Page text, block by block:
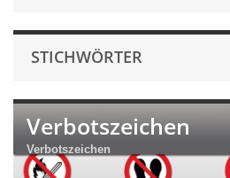
STICHWÖRTER
Verbotszeichen
Verbotszeichen